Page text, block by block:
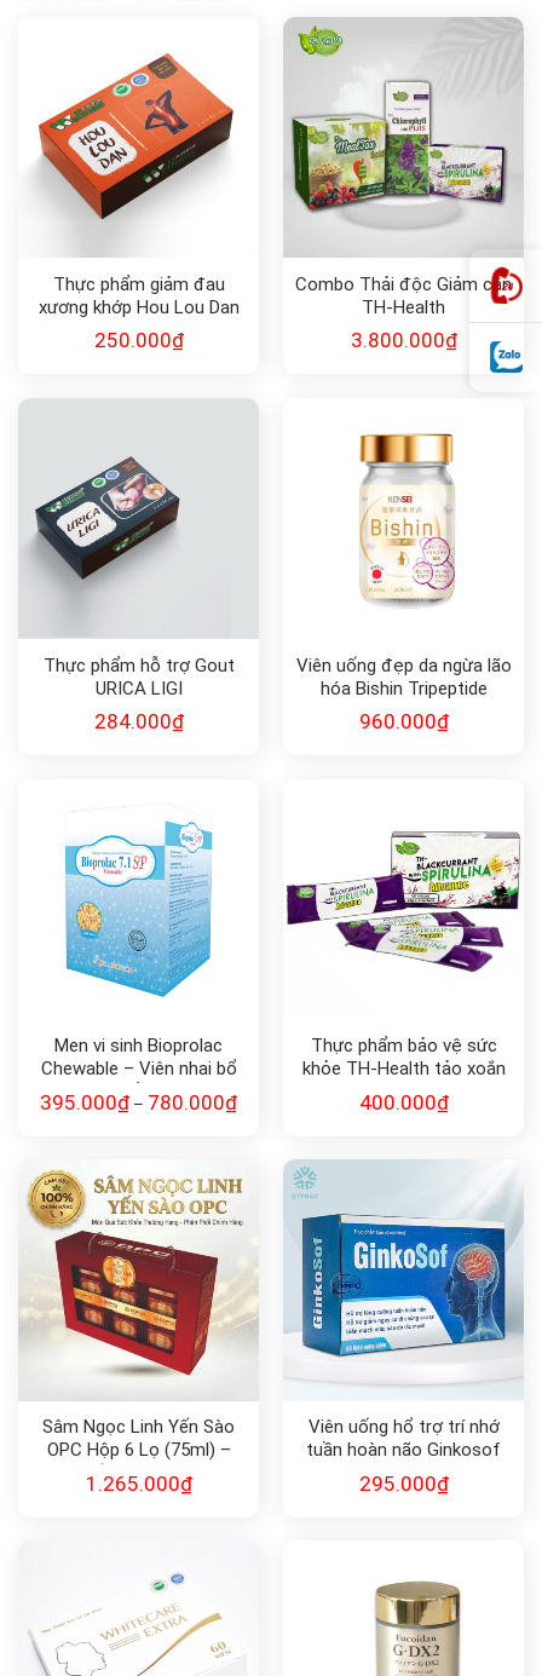
Thực phẩm giảm đau
xương khớp Hou Lou Dan
250.000₫
Combo Thải độc Giảm cân
TH-Health
3.800.000₫
Thực phẩm hỗ trợ Gout
URICA LIGI
284.000₫
Viên uống đẹp da ngừa lão
hóa Bishin Tripeptide
Collagen Nhật Bản
960.000₫
Men vi sinh Bioprolac
Chewable – Viên nhai bổ
sung lợi khuẩn bảo vệ sức
khỏe
395.000₫ – 780.000₫
Thực phẩm bảo vệ sức
khỏe TH-Health tảo xoắn
TH-Blackcurrant with
Spirulina Advance
400.000₫
Sâm Ngọc Linh Yến Sào
OPC Hộp 6 Lọ (75ml) –
Phục Hồi Sức Khỏe, Cải
Thiện Giấc Ngủ
1.265.000₫
Viên uống hổ trợ trí nhớ
tuần hoàn não Ginkosof
295.000₫